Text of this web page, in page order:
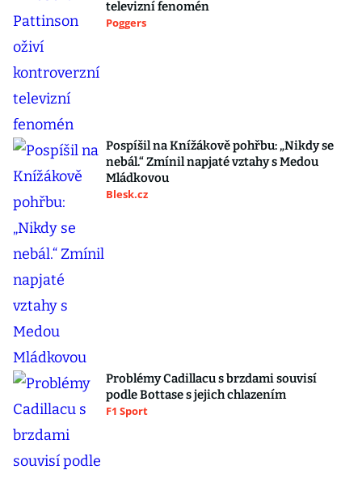
televizní fenomén
Poggers
Pospíšil na Knížákově pohřbu: „Nikdy se
nebál.“ Zmínil napjaté vztahy s Medou
Mládkovou
Blesk.cz
Problémy Cadillacu s brzdami souvisí
podle Bottase s jejich chlazením
F1 Sport